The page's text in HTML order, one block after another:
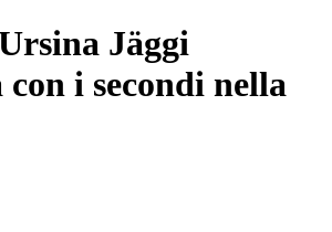
Jäggi
i secondi nella